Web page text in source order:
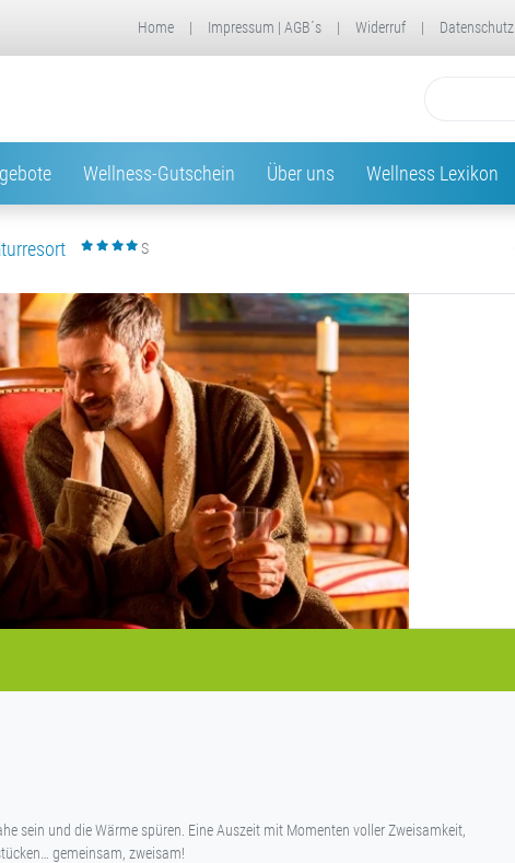
Home | Impressum | AGB´s | Widerruf | Datenschutz
Wellness-Gutschein Über uns Wellness Lexikon
S
sein und die Wärme spüren. Eine Auszeit mit Momenten voller Zweisamkeit,
gemeinsam, zweisam!